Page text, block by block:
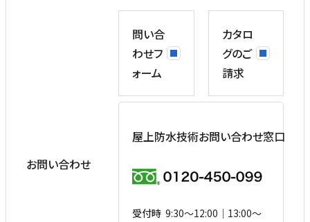
お問い合わせ
問い合
わせフ
ォーム
カタロ
グのご
請求
屋上防水技術お問い合わせ窓口
受付時 9:30〜12:00｜13:00〜